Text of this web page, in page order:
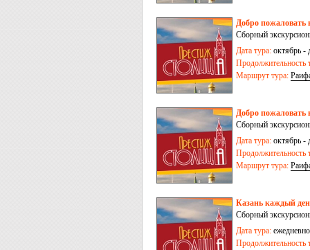
Добро пожаловать
Сборный
Дата тура: октябрь -
Продолжительность
Маршрут тура:
Добро пожаловать
Сборный
Дата тура: октябрь -
Продолжительность
Маршрут тура:
Казань каждый
Сборный
Дата тура:
Продолжительность